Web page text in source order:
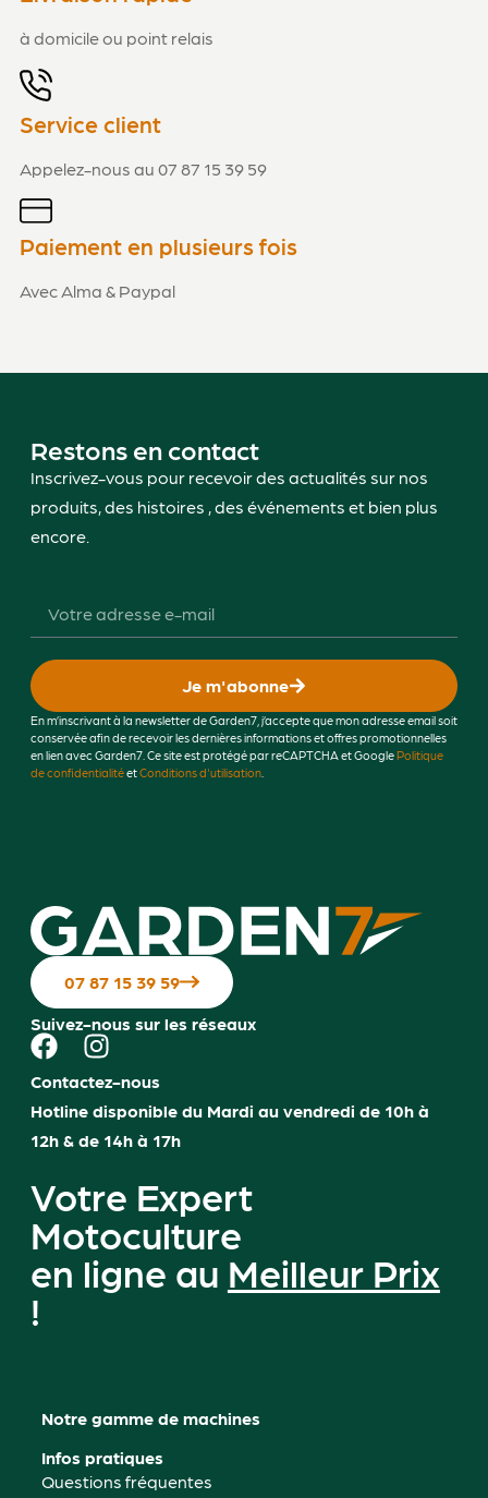
à domicile ou point relais
Service client
Appelez-nous au 07 87 15 39 59
Paiement en plusieurs fois
Avec Alma & Paypal
Restons en contact
Inscrivez-vous pour recevoir des actualités sur nos
produits, des histoires , des événements et bien plus
encore.
Je m'abonne
En m’inscrivant à la newsletter de Garden7, j’accepte que mon adresse email soit
conservée afin de recevoir les dernières informations et offres promotionnelles
en lien avec Garden7. Ce site est protégé par reCAPTCHA et GooglePolitique
de confidentialitéetConditions d'utilisation.
07 87 15 39 59
Suivez-nous sur les réseaux
Contactez-nous
Hotline disponible du Mardi au vendredi de 10h à
12h & de 14h à 17h
Votre Expert
Motoculture
en ligne au Meilleur Prix
!
Notre gamme de machines
Infos pratiques
Questions fréquentes